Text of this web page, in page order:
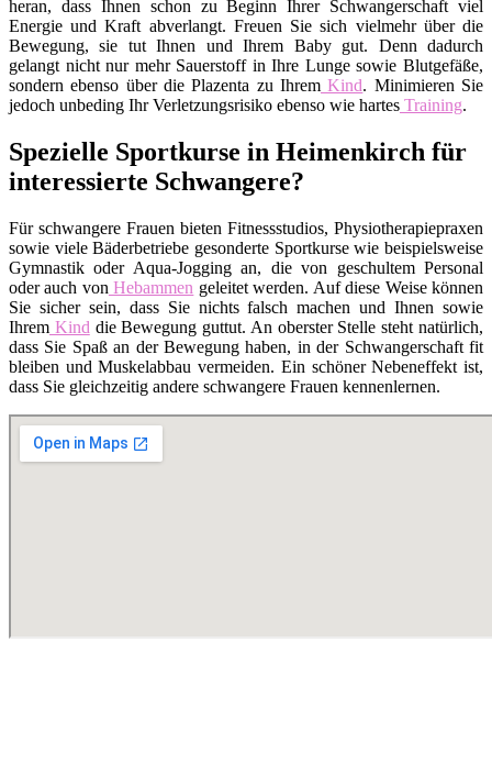
heran, dass Ihnen schon zu Beginn Ihrer Schwangerschaft viel
Energie und Kraft abverlangt. Freuen Sie sich vielmehr über die
Bewegung, sie tut Ihnen und Ihrem Baby gut. Denn dadurch
gelangt nicht nur mehr Sauerstoff in Ihre Lunge sowie Blutgefäße,
sondern ebenso über die Plazenta zu Ihrem Kind. Minimieren Sie
jedoch unbeding Ihr Verletzungsrisiko ebenso wie hartes Training.
Spezielle Sportkurse in Heimenkirch für
interessierte Schwangere?
Für schwangere Frauen bieten Fitnessstudios, Physiotherapiepraxen
sowie viele Bäderbetriebe gesonderte Sportkurse wie beispielsweise
Gymnastik oder Aqua-Jogging an, die von geschultem Personal
oder auch von Hebammen geleitet werden. Auf diese Weise können
Sie sicher sein, dass Sie nichts falsch machen und Ihnen sowie
Ihrem Kind die Bewegung guttut. An oberster Stelle steht natürlich,
dass Sie Spaß an der Bewegung haben, in der Schwangerschaft fit
bleiben und Muskelabbau vermeiden. Ein schöner Nebeneffekt ist,
dass Sie gleichzeitig andere schwangere Frauen kennenlernen.